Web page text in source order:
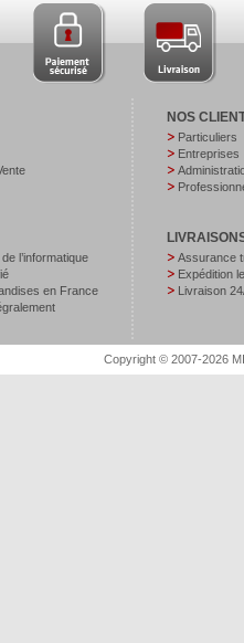
l’informatique
en France
NOS
Particuliers
Entreprises
Assurance
Expédition
Livraison
Copyright © 2007-2026